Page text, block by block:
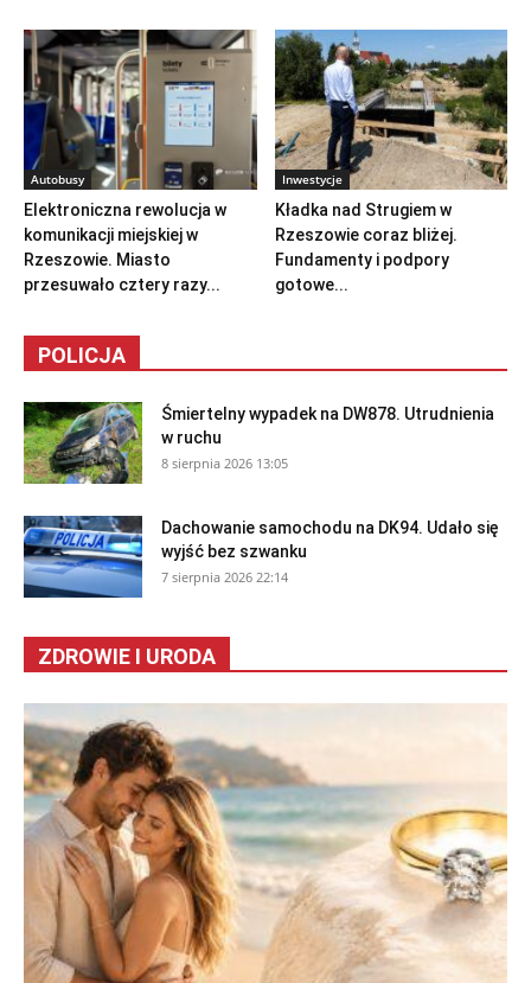
Autobusy
Elektroniczna rewolucja w
komunikacji miejskiej w
Rzeszowie. Miasto
przesuwało cztery razy...
Inwestycje
Kładka nad Strugiem w
Rzeszowie coraz bliżej.
Fundamenty i podpory
gotowe...
POLICJA
Śmiertelny wypadek na DW878. Utrudnienia
w ruchu
8 sierpnia 2026 13:05
Dachowanie samochodu na DK94. Udało się
wyjść bez szwanku
7 sierpnia 2026 22:14
ZDROWIE I URODA